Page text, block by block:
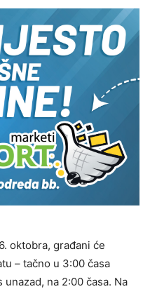
oktobra, građani će
– tačno u 3:00 časa
na 2:00 časa. Na